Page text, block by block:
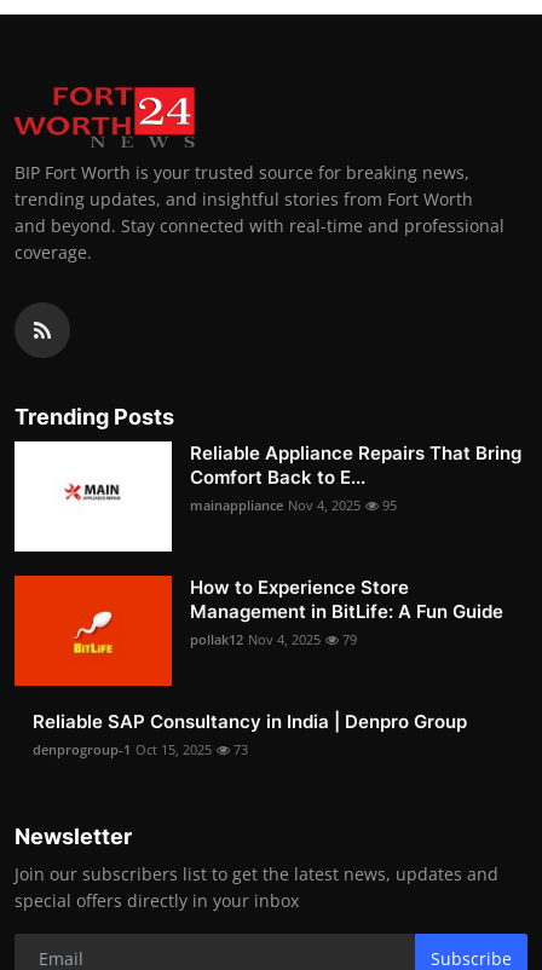
BIP Fort Worth is your trusted source for breaking news,
trending updates, and insightful stories from Fort Worth
and beyond. Stay connected with real-time and professional
coverage.
Trending Posts
Reliable Appliance Repairs That Bring
Comfort Back to E...
mainappliance Nov 4, 2025 95
How to Experience Store
Management in BitLife: A Fun Guide
pollak12 Nov 4, 2025 79
Reliable SAP Consultancy in India | Denpro Group
denprogroup-1 Oct 15, 2025 73
Newsletter
Join our subscribers list to get the latest news, updates and
special offers directly in your inbox
Subscribe